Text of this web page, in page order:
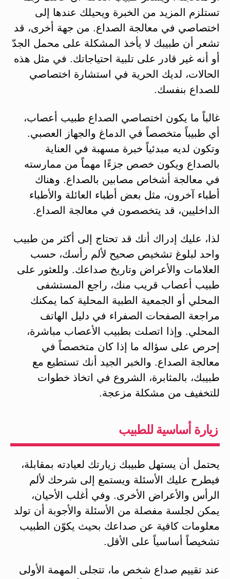
تستلزم المزيد من الخبرة ويحيلك عندها إلى
اختصاصي في معالجة الصداع. من جهة أخرى، قد
تشعر أن طبيبك لا يأخذ المشكلة على محمل الجدّ
أو أنه غير قادر على تلبية احتياجاتك. في مثل هذه
الحالات، لديك الحرية في استشارة اختصاصي
للصداع بنفسك.
غالباً ما يكون اختصاصي الصداع طبيب أعصاب،
أي طبيباً متخصصاً في الدماغ والجهاز العصبي.
وتكون لديه مبدئياً خبرة مسهبة في العناية
بالصداع ويكون خصص جزءًا مهماً من ممارسته
في معالجة أشخاص مصابين بالصداع. وهناك
أطباء آخرون، مثل بعض أطباء العائلة والأطباء
الداخليين، قد يتخصصون في معالجة الصداع.
لذا، عليك إدراك أنك قد تحتاج إلى أكثر من طبيب
واحد لبلوغ تشخيص صحيح لألم رأسك، حسب
العلامات والأعراض وتاريخ صداعك. وللعثور على
طبيب أعصاب قريب منك، راجع المستشفى
المحلي أو الجمعية الطبية المحلية كما يمكنك
مراجعة الصفحات الصفراء في دليل الهاتف
المحلي. وإذا اتصلت بطبيب الأعصاب مباشرة،
إحرص على سؤاله ما إذا كان متخصصاً في
معالجة الصداع. والخبر الجيد أنك تستطيع مع
طبيبك، بالمثابرة، الشروع في اتخاذ خطوات
للتخفيف من مشكلة مزعجة.
زيارة أساسية للطبيب
يحتمل أن يستهل طبيبك زيارتك لعيادته بمقابلة،
فيطرح عليك الأسئلة ويستمع إلى شرحك لألم
الرأس والأعراض الأخرى. وفي أغلب الأحيان،
يمكن لجلسة مفصلة من الأسئلة والأجوبة أن تولد
معلومات كافية عن صداعك بحيث يكوّن الطبيب
تشخيصاً أساسياً على الأقل.
عند تقييم صداع شخص ما، تتجلى المهمة الأولى